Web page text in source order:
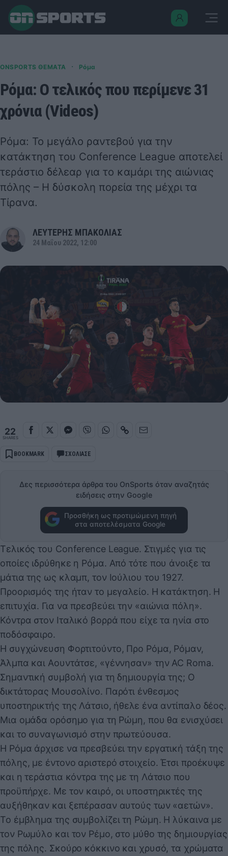
ONSPORTS ΘΕΜΑΤΑ · Ρόμα
Ρόμα: Ο τελικός που περίμενε 31
χρόνια (Videos)
Ρόμα: Το μεγάλο ραντεβού για την
κατάκτηση του Conference League αποτελεί
τεράστιο δέλεαρ για το καμάρι της αιώνιας
πόλης – Η δύσκολη πορεία της μέχρι τα
Τίρανα.
ΛΕΥΤΕΡΗΣ ΜΠΑΚΟΛΙΑΣ
24 Μαΐου 2022, 12:00
22
SHARES
BOOKMARK ΣΧΟΛΙΑΣΕ
Δες περισσότερα άρθρα του OnSports όταν αναζητάς
ειδήσεις στην Google
Προσθήκη ως προτιμώμενη πηγή
στα αποτελέσματα Google
Τελικός του Conference League. Στιγμές για τις
οποίες ιδρύθηκε η Ρόμα. Από τότε που άνοιξε τα
μάτια της ως κλαμπ, τον Ιούλιου του 1927.
Προορισμός της ήταν το μεγαλείο. Η κατάκτηση. Η
επιτυχία. Για να πρεσβεύει την «αιώνια πόλη».
Κόντρα στον Ιταλικό βορρά που είχε τα ηνία στο
ποδόσφαιρο.
Η συγχώνευση Φορτιτούντο, Προ Ρόμα, Ρόμαν,
Άλμπα και Αουντάτσε, «γέννησαν» την AC Roma.
Σημαντική συμβολή για τη δημιουργία της; Ο
δικτάτορας Μουσολίνο. Παρότι ένθεσμος
υποστηρικτής της Λάτσιο, ήθελε ένα αντίπαλο δέος.
Μια ομάδα ορόσημο για τη Ρώμη, που θα ενισχύσει
και το συναγωνισμό στην πρωτεύουσα.
Η Ρόμα άρχισε να πρεσβεύει την εργατική τάξη της
πόλης, με έντονο αριστερό στοιχείο. Έτσι προέκυψε
και η τεράστια κόντρα της με τη Λάτσιο που
προϋπήρχε. Με τον καιρό, οι υποστηρικτές της
αυξήθηκαν και ξεπέρασαν αυτούς των «αετών».
Το έμβλημα της συμβολίζει τη Ρώμη. Η λύκαινα με
τον Ρωμύλο και τον Ρέμο, στο μύθο της δημιουργίας
της πόλης. Σκούρο κόκκινο και χρυσό, τα χρώματα